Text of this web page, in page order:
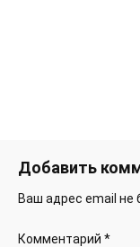
Добавить
Ваш адрес email не
Комментарий *